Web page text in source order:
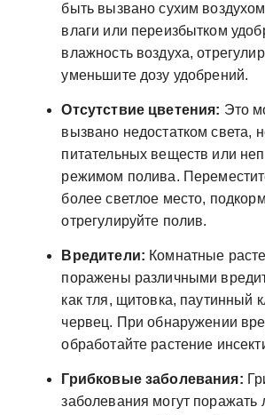
быть вызвано сухим
влаги или переизбытком
влажность воздуха,
уменьшите дозу удобрений.
Отсутствие цветения: Это
вызвано недостатком света,
питательных веществ или
режимом полива.
более светлое место,
отрегулируйте полив.
Вредители: Комнатные
поражены различными
как тля, щитовка, паутинный
червец. При обнаружении
обработайте растение
Грибковые заболевания:
заболевания могут поражать